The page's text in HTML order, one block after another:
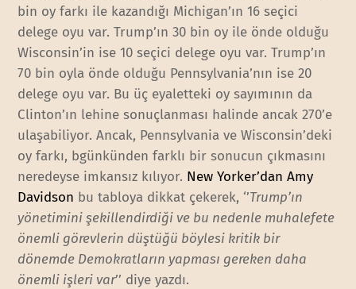
bin oy farkı ile kazandığı Michigan’ın 16 seçici
delege oyu var. Trump’ın 30 bin oy ile önde olduğu
Wisconsin’in ise 10 seçici delege oyu var. Trump’ın
70 bin oyla önde olduğu Pennsylvania’nın ise 20
delege oyu var. Bu üç eyaletteki oy sayımının da
Clinton’ın lehine sonuçlanması halinde ancak 270’e
ulaşabiliyor. Ancak, Pennsylvania ve Wisconsin’deki
oy farkı, bgünkünden farklı bir sonucun çıkmasını
neredeyse imkansız kılıyor. New Yorker’dan Amy
Davidson bu tabloya dikkat çekerek, ‘’Trump’ın
yönetimini şekillendirdiği ve bu nedenle muhalefete
önemli görevlerin düştüğü böylesi kritik bir
dönemde Demokratların yapması gereken daha
önemli işleri var’’ diye yazdı.